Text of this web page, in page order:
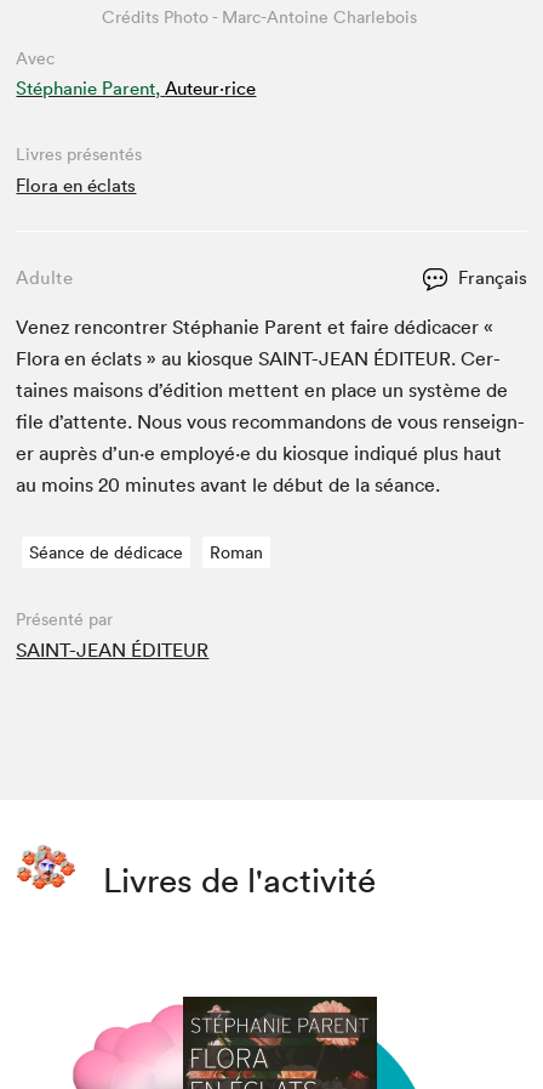
Avec
Stéphanie Parent, Auteur·rice
Crédits Photo - Marc-Antoine Charlebois
Livres présentés
Flora en éclats
Adulte Français
Venez ren­con­tr­er Stéphanie Par­ent et faire dédi­cac­er «
Flo­ra en éclats » au kiosqueSAINT-JEAN ÉDI­TEUR. Cer­
taines maisons d’édi­tion met­tent en place un sys­tème de
file d’at­tente. Nous vous recom­man­dons de vous ren­seign­
er auprès d’un·e employé·e du kiosque indiqué plus haut
au moins20 min­utes avant le début de la séance.
Séance de dédicace Roman
Présenté par
SAINT-JEAN ÉDITEUR
Livres de l'activité